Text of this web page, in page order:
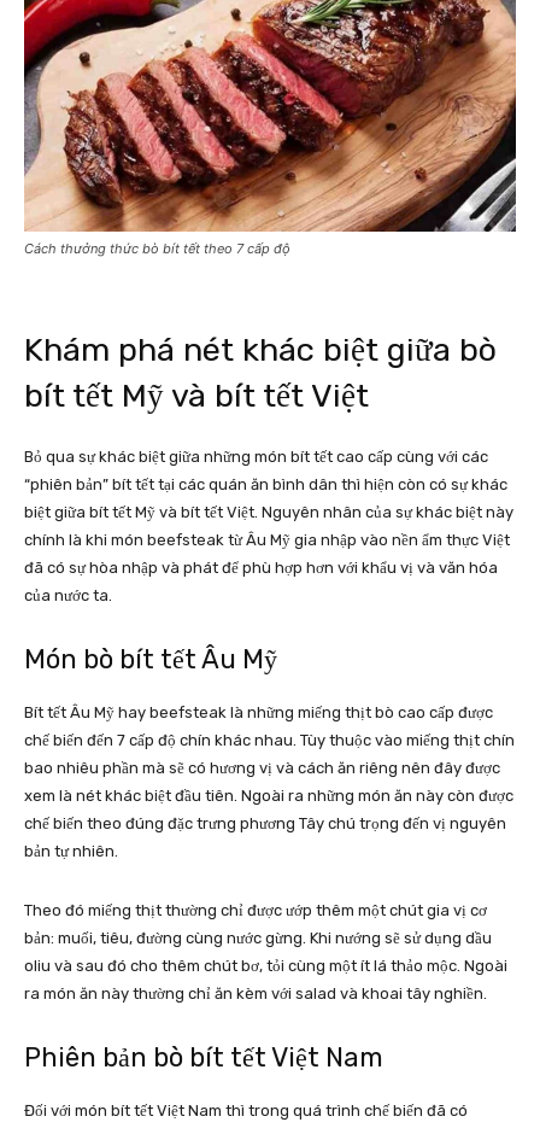
Cách thưởng thức bò bít tết theo 7 cấp độ
Khám phá nét khác biệt giữa bò
bít tết Mỹ và bít tết Việt
Bỏ qua sự khác biệt giữa những món bít tết cao cấp cùng với các
“phiên bản” bít tết tại các quán ăn bình dân thì hiện còn có sự khác
biệt giữa bít tết Mỹ và bít tết Việt. Nguyên nhân của sự khác biệt này
chính là khi món beefsteak từ Âu Mỹ gia nhập vào nền ẩm thực Việt
đã có sự hòa nhập và phát để phù hợp hơn với khẩu vị và văn hóa
của nước ta.
Món bò bít tết Âu Mỹ
Bít tết Âu Mỹ hay beefsteak là những miếng thịt bò cao cấp được
chế biến đến 7 cấp độ chín khác nhau. Tùy thuộc vào miếng thịt chín
bao nhiêu phần mà sẽ có hương vị và cách ăn riêng nên đây được
xem là nét khác biệt đầu tiên. Ngoài ra những món ăn này còn được
chế biến theo đúng đặc trưng phương Tây chú trọng đến vị nguyên
bản tự nhiên.
Theo đó miếng thịt thường chỉ được ướp thêm một chút gia vị cơ
bản: muối, tiêu, đường cùng nước gừng. Khi nướng sẽ sử dụng dầu
oliu và sau đó cho thêm chút bơ, tỏi cùng một ít lá thảo mộc. Ngoài
ra món ăn này thường chỉ ăn kèm với salad và khoai tây nghiền.
Phiên bản bò bít tết Việt Nam
Đối với món bít tết Việt Nam thì trong quá trình chế biến đã có